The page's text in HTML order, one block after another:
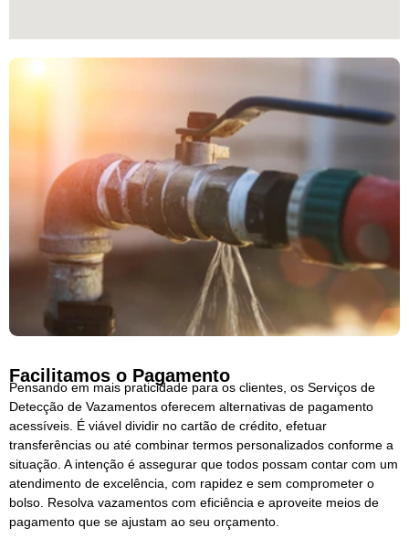
Facilitamos o Pagamento
Pensando em mais praticidade para os clientes, os Serviços de
Detecção de Vazamentos oferecem alternativas de pagamento
acessíveis. É viável dividir no cartão de crédito, efetuar
transferências ou até combinar termos personalizados conforme a
situação. A intenção é assegurar que todos possam contar com um
atendimento de excelência, com rapidez e sem comprometer o
bolso. Resolva vazamentos com eficiência e aproveite meios de
pagamento que se ajustam ao seu orçamento.